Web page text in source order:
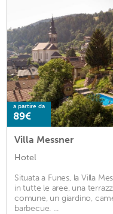
a partire da
89€
Villa Messner
Hotel
Situata a Funes, la Villa
in tutte le aree, una
comune, un giardino,
barbecue. ...